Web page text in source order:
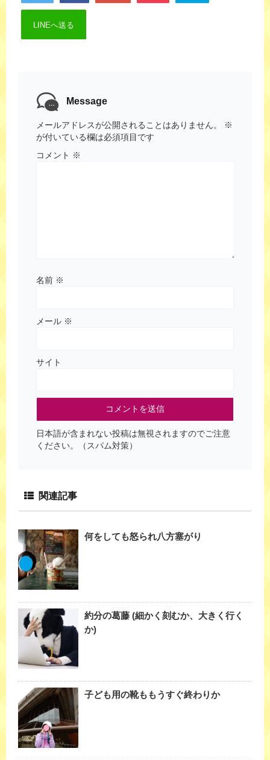
LINEへ送る
Message
メールアドレスが公開されることはありません。
※
が付いている欄は必須項目です
コメント ※
名前 ※
メール ※
サイト
日本語が含まれない投稿は無視されますのでご注意
ください。（スパム対策）
関連記事
何をしても怒られ八方塞がり
約分の葛藤 (細かく刻むか、大きく行く
か)
子ども用の靴ももうすぐ終わりか